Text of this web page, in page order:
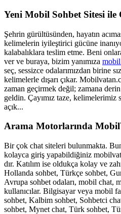
Yeni Mobil Sohbet Sitesi ile
Şehrin gürültüsünden, hayatın
kelimelerin iyileştirici gücüne
kalabalıklara teslim etme. Beni
ver ve buraya, bizim yanımıza
seç, sessizce odalarımızdan birine
kelimelerle dışarı çıkar.
zaman geçirmek değil; zamana
geldin. Çayımız taze, kelimelerimiz
açık...
Arama Motorlarında
Bir çok chat siteleri bulunmakta.
kolayca giriş yapabildiğiniz
dır. Katılım ise oldukça kolay ve
Hollanda sohbet, Türkçe sohbet,
Avrupa sohbet odaları, mobil chat,
kullanıcılar. Bilgisayar veya mobil
sohbet, Kalbim sohbet, Sohbetci
sohbet, Mynet chat, Türk sohbet,